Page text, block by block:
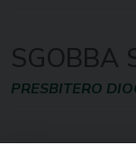
SGOBBA
PRESBITERO